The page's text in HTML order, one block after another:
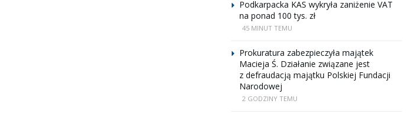
Podkarpacka KAS wykryła zaniżenie VAT
na ponad 100 tys. zł
45 MINUT TEMU
Prokuratura zabezpieczyła majątek
Macieja Ś. Działanie związane jest
z defraudacją majątku Polskiej Fundacji
Narodowej
2 GODZINY TEMU